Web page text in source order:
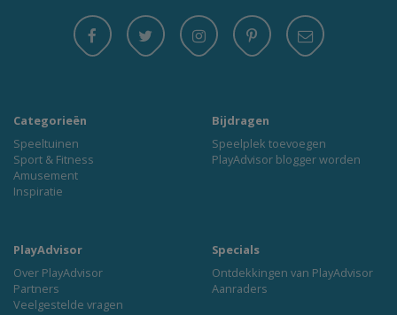
Categorieën
Speeltuinen
Sport & Fitness
Amusement
Inspiratie
Bijdragen
Speelplek toevoegen
PlayAdvisor blogger worden
PlayAdvisor
Over PlayAdvisor
Partners
Veelgestelde vragen
Specials
Ontdekkingen van PlayAdvisor
Aanraders